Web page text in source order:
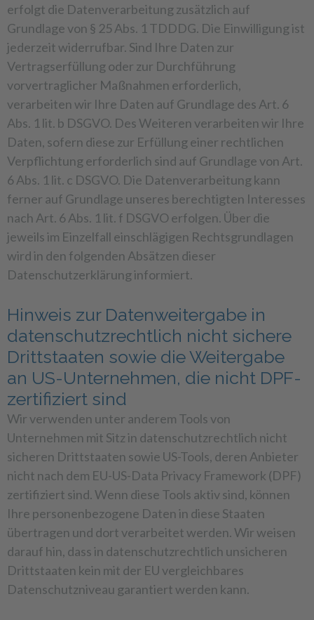
erfolgt die Datenverarbeitung zusätzlich auf
Grundlage von § 25 Abs. 1 TDDDG. Die Einwilligung ist
jederzeit widerrufbar. Sind Ihre Daten zur
Vertragserfüllung oder zur Durchführung
vorvertraglicher Maßnahmen erforderlich,
verarbeiten wir Ihre Daten auf Grundlage des Art. 6
Abs. 1 lit. b DSGVO. Des Weiteren verarbeiten wir Ihre
Daten, sofern diese zur Erfüllung einer rechtlichen
Verpflichtung erforderlich sind auf Grundlage von Art.
6 Abs. 1 lit. c DSGVO. Die Datenverarbeitung kann
ferner auf Grundlage unseres berechtigten Interesses
nach Art. 6 Abs. 1 lit. f DSGVO erfolgen. Über die
jeweils im Einzelfall einschlägigen Rechtsgrundlagen
wird in den folgenden Absätzen dieser
Datenschutzerklärung informiert.
Hinweis zur Datenweitergabe in
datenschutzrechtlich nicht sichere
Drittstaaten sowie die Weitergabe
an US-Unternehmen, die nicht DPF-
zertifiziert sind
Wir verwenden unter anderem Tools von
Unternehmen mit Sitz in datenschutzrechtlich nicht
sicheren Drittstaaten sowie US-Tools, deren Anbieter
nicht nach dem EU-US-Data Privacy Framework (DPF)
zertifiziert sind. Wenn diese Tools aktiv sind, können
Ihre personenbezogene Daten in diese Staaten
übertragen und dort verarbeitet werden. Wir weisen
darauf hin, dass in datenschutzrechtlich unsicheren
Drittstaaten kein mit der EU vergleichbares
Datenschutzniveau garantiert werden kann.